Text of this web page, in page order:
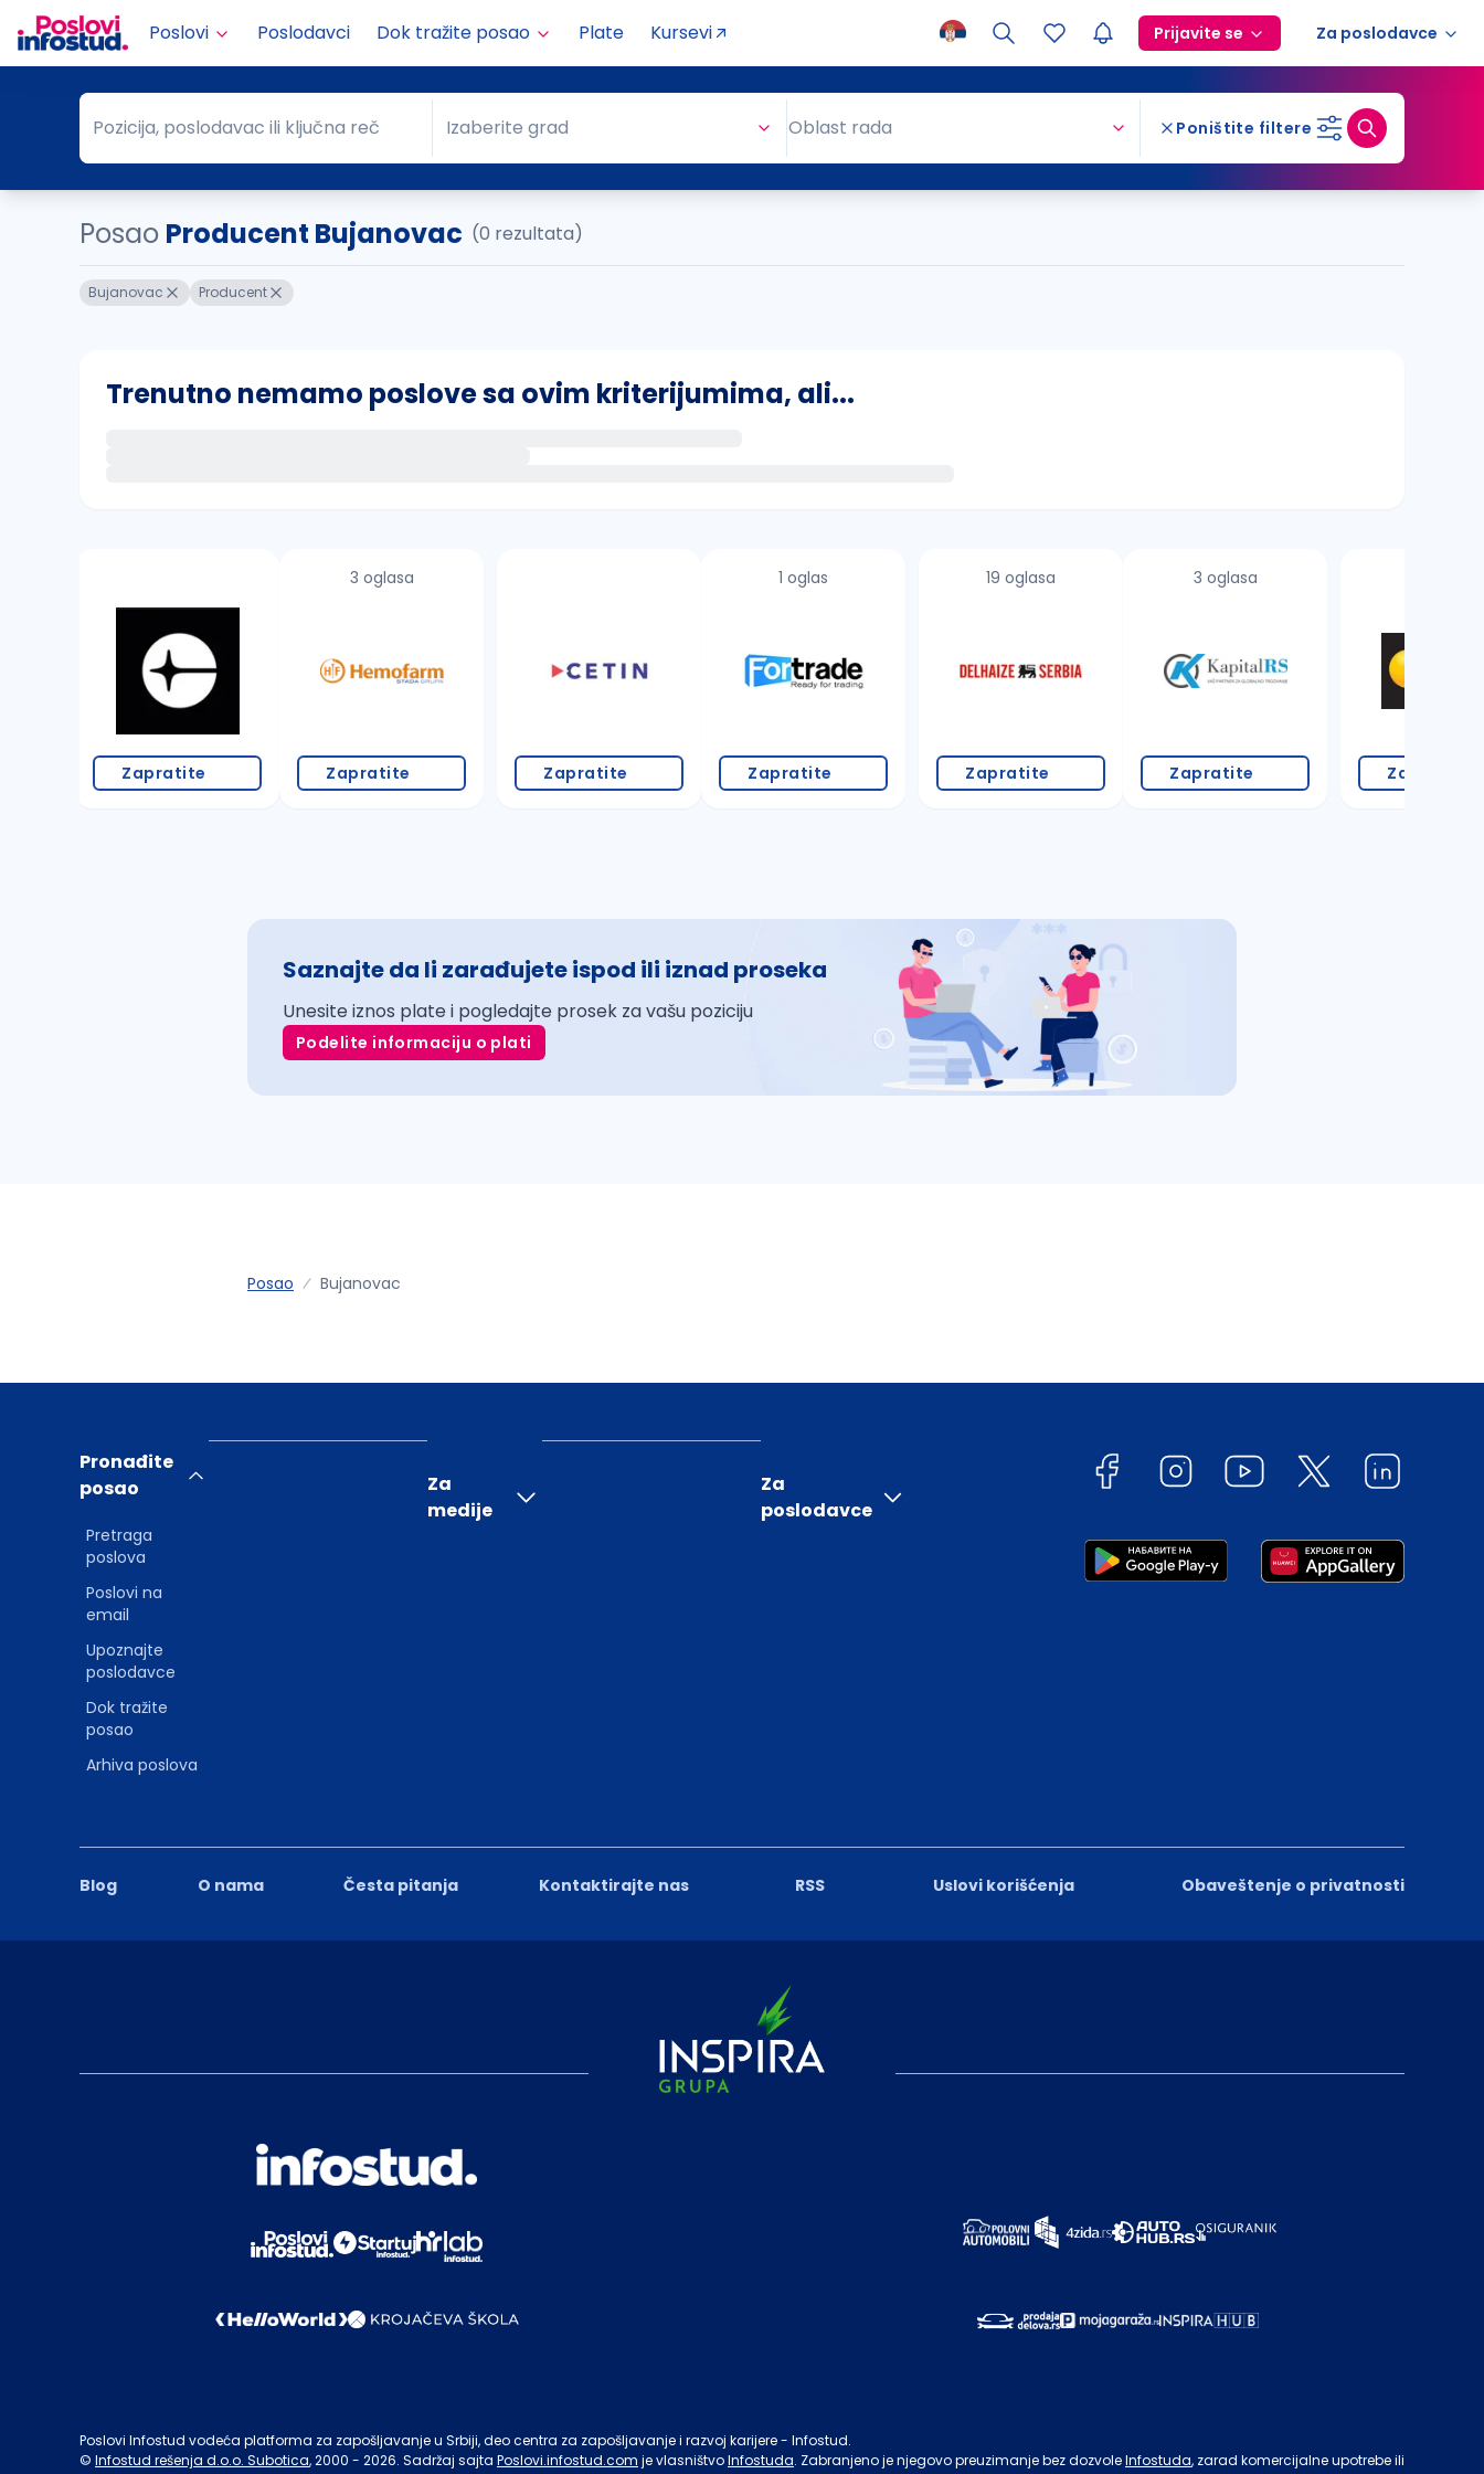
Poslovi Poslodavci Dok tražite posao Plate Kursevi Prijavite se Za poslodavce
Pozicija, poslodavac ili ključna reč
Pozicija, poslodavac ili ključna reč Grad
Izaberite grad Oblast rada Poništite filtere
Posao Producent Bujanovac (0 rezultata)
Bujanovac Producent
Trenutno nemamo poslove sa ovim kriterijumima, ali...
proverite pravopisne greške (koristite č, ć, š, đ, ž, dž)
povećajte radijus za odabrani grad
Zapratite
3 oglasa
Zapratite Zapratite
1 oglas
Zapratite
19 oglasa
Zapratite
3 oglasa
Zapratite Zapratite
Saznajte da li zarađujete ispod ili iznad proseka
Unesite iznos plate i pogledajte prosek za vašu poziciju
Podelite informaciju o plati
Posao Bujanovac
Blog O nama Česta pitanja Kontaktirajte nas RSS Uslovi korišćenja Obaveštenje o privatnosti
Pronađite
posao
Pretraga
poslova
Poslovi na
email
Upoznajte
poslodavce
Dok tražite
posao
Arhiva poslova
Za
medije
Za
poslodavce
Poslovi Infostud vodeća platforma za zapošljavanje u Srbiji, deo centra za zapošljavanje i razvoj karijere - Infostud.
© Infostud rešenja d.o.o. Subotica, 2000 - 2026. Sadržaj sajta Poslovi.infostud.com je vlasništvoInfostuda. Zabranjeno je njegovo preuzimanje bez dozvoleInfostuda, zarad komercijalne upotrebe ili